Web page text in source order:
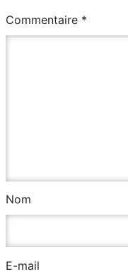
Commentaire *
Nom
E-mail